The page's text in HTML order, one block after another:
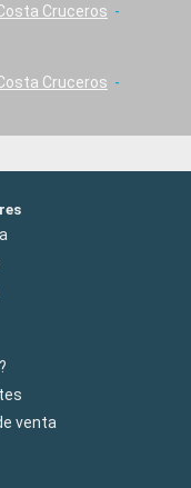
Cruceros
Cruceros
venta